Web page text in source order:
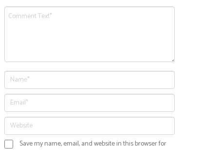
Save my name, email, and website in this browser for